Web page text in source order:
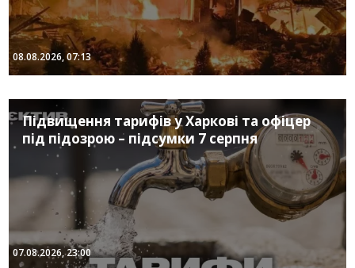
08.08.2026, 07:13
Підвищення тарифів у Харкові та офіцер
під підозрою – підсумки 7 серпня
07.08.2026, 23:00